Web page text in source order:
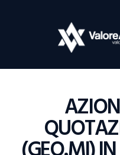
Home
Investimenti
Borsa
Guide Al
Criptovalute